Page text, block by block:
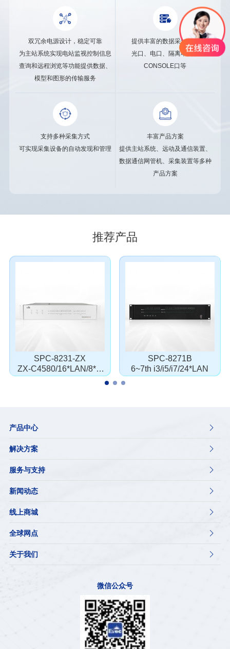
双冗余电源设计，稳定可靠
为主站系统实现电站监视控制信息
查询和远程浏览等功能提供数据、
模型和图形的传输服务
提供丰富的数据采集接口
光口、电口、隔离串口、
CONSOLE口等
支持多种采集方式
可实现采集设备的自动发现和管理
丰富产品方案
提供主站系统、远动及通信装置、
数据通信网管机、采集装置等多种
产品方案
推荐产品
SPC-8231-ZX
ZX-C4580/16*LAN/8*C
OM/B码
SPC-8271B
6~7th i3/i5/i7/24*LAN
产品中心 
解决方案 
服务与支持 
新闻动态 
线上商城 
全球网点 
关于我们 
微信公众号